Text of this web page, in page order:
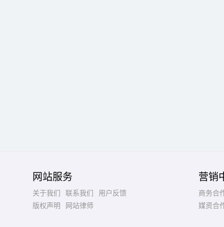
网站服务
关于我们 联系我们
用户反馈
版权声明
网站律师
营销
商务合
媒资合